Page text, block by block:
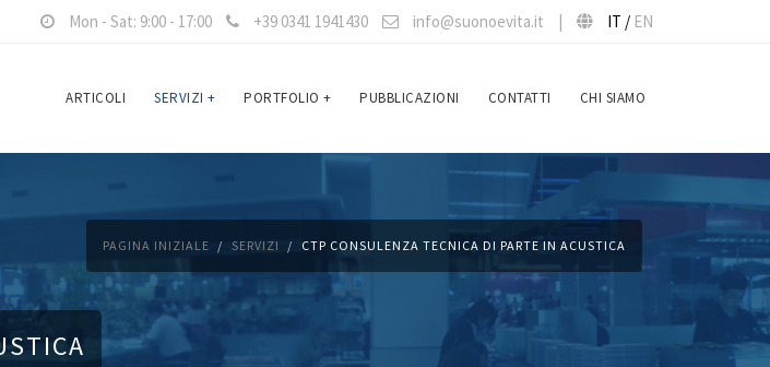
Mon - Sat: 9:00 - 17:00 +39 0341 1941430 info@suonoevita.it | IT / EN
ARTICOLI SERVIZI + PORTFOLIO + PUBBLICAZIONI CONTATTI CHI SIAMO
PAGINA INIZIALE SERVIZI CTP CONSULENZA TECNICA DI PARTE IN ACUSTICA